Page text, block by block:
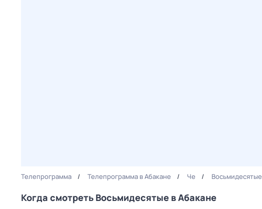
Телепрограмма Телепрограмма в Абакане Че Восьмидесятые
Когда смотреть Восьмидесятые в Абакане